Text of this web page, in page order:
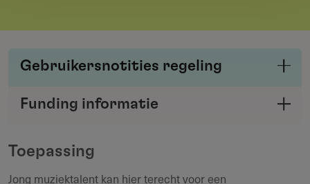
Toepassing
Jong muziektalent kan hier terecht voor een
Gebruikersnotities regeling
verstrekker met de Fondswervingonline
Maak een notitie
Funding informatie